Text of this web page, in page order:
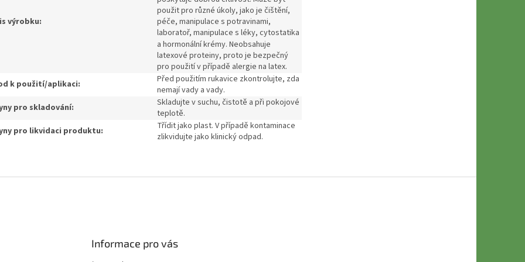
výrobku:
použit pro různé úkoly, jako je čištění,
péče, manipulace s potravinami,
laboratoř, manipulace s léky, cytostatika
a hormonální krémy. Neobsahuje
latexové proteiny, proto je bezpečný
pro použití v případě alergie na latex.
k použití/aplikaci:
Před použitím rukavice zkontrolujte, zda
nemají vady a vady.
pro skladování:
Skladujte v suchu, čistotě a při pokojové
teplotě.
pro likvidaci produktu:
Třídit jako plast. V případě kontaminace
zlikvidujte jako klinický odpad.
Informace pro vás